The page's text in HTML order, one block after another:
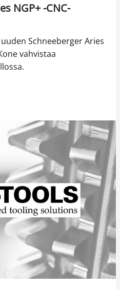
NGP+ -CNC-
Schneeberger Aries
vahvistaa